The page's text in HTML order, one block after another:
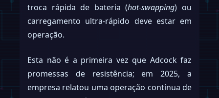
troca rápida de bateria (hot-swapping) ou
carregamento ultra-rápido deve estar em
operação.
Esta não é a primeira vez que Adcock faz
promessas de resistência; em 2025, a
empresa relatou uma operação contínua de